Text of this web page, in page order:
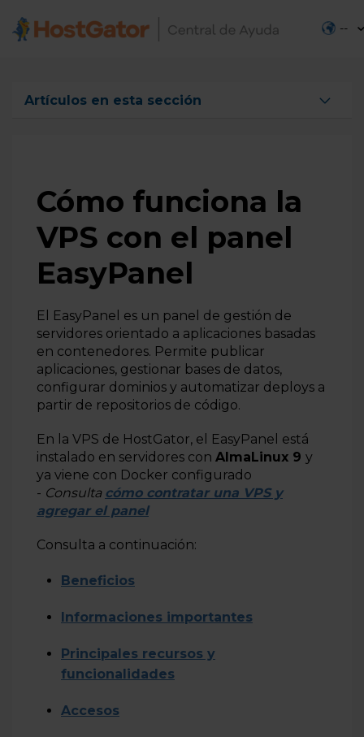
--
Artículos en esta sección
Cómo funciona la
VPS con el panel
EasyPanel
El EasyPanel es un panel de gestión de
servidores orientado a aplicaciones basadas
en contenedores. Permite publicar
aplicaciones, gestionar bases de datos,
configurar dominios y automatizar deploys a
partir de repositorios de código.
En la VPS de HostGator, el EasyPanel está
instalado en servidores con AlmaLinux 9 y
ya viene con Docker configurado
- Consulta cómo contratar una VPS y
agregar el panel
Consulta a continuación:
Beneficios
Informaciones importantes
Principales recursos y
funcionalidades
Accesos